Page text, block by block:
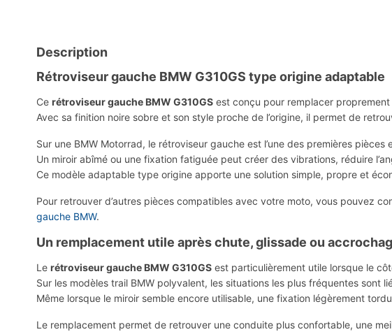
Description
Rétroviseur gauche BMW G310GS type origine adaptable
Ce rétroviseur gauche BMW G310GS est conçu pour remplacer
Avec sa finition noire sobre et son style proche de l’origine, il permet de
Sur une BMW Motorrad, le rétroviseur gauche est l’une des premières pièces
Un miroir abîmé ou une fixation fatiguée peut créer des vibrations, réduire
Ce modèle adaptable type origine apporte une solution simple, propre et
Pour retrouver d’autres pièces compatibles avec votre moto, vous pouvez
gauche BMW.
Un remplacement utile après chute, glissade ou
Le rétroviseur gauche BMW G310GS est particulièrement utile lorsque le
Sur les modèles trail BMW polyvalent, les situations les plus fréquentes
Même lorsque le miroir semble encore utilisable, une fixation légèrement
Le remplacement permet de retrouver une conduite plus confortable, une